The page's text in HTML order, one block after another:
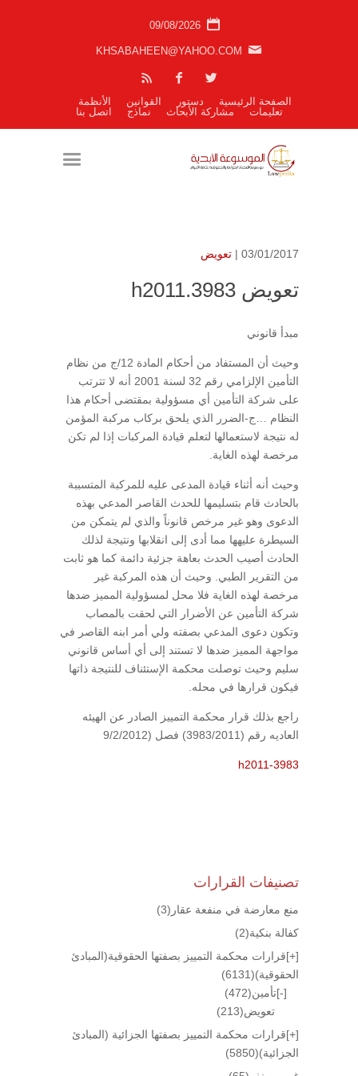
09/08/2026
KHSABAHEEN@YAHOO.COM
الصفحة الرئيسية دستور القوانين
الأنظمة
تعليمات
مشاركة الأبحاث نماذج اتصل بنا
03/01/2017 | تعويض
تعويض h2011.3983
مبدأ قانوني
وحيث أن المستفاد من أحكام المادة 12/ج من نظام
التأمين الإلزامي رقم 32 لسنة 2001 أنه لا تترتب
على شركة التأمين أي مسؤولية بمقتضى أحكام هذا
النظام …ج-الضرر الذي يلحق بركاب مركبة المؤمن
له نتيجة لاستعمالها لتعلم قيادة المركبات إذا لم تكن
مرخصة لهذه الغاية.
وحيث أنه أثناء قيادة المدعى عليه للمركبة المتسببة
بالحادث قام بتسليمها للحدث القاصر المدعي بهذه
الدعوى وهو غير مرخص قانوناً والذي لم يتمكن من
السيطرة عليهها مما أدى إلى انقلابها ونتيجة لذلك
الحادث أصيب الحدث بعاهة جزئية دائمة كما هو ثابت
من التقرير الطبي. وحيث أن هذه المركبة غير
مرخصة لهذه الغاية فلا محل لمسؤولية المميز ضدها
شركة التأمين عن الأضرار التي لحقت بالمصاب
وتكون دعوى المدعي بصفته ولي أمر ابنه القاصر في
مواجهة المميز ضدها لا تستند إلى أي أساس قانوني
سليم وحيث توصلت محكمة الإستئناف للنتيجة ذاتها
فيكون قرارها في محله.
راجع بذلك قرار محكمة التمييز الصادر عن الهيئه
العاديه رقم (3983/2011) فصل (9/2/2012
h2011-3983
تصنيفات القرارات
منع معارضة في منفعة عقار (3)
كفالة بنكية(2)
[+]قرارات محكمة التمييز بصفتها الحقوقية(المبادئ
الحقوقية)(6131)
[-]تأمين(472)
تعويض(213)
[+]قرارات محكمة التمييز بصفتها الجزائية (المبادئ
الجزائية)(5850)